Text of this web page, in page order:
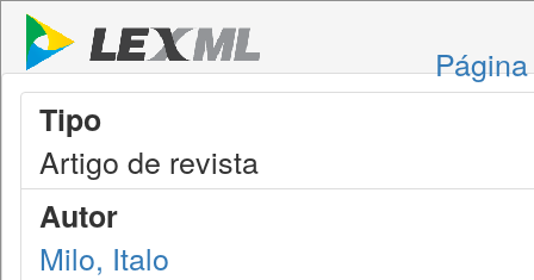
Tipo
Artigo de revista
Autor
Milo, Italo